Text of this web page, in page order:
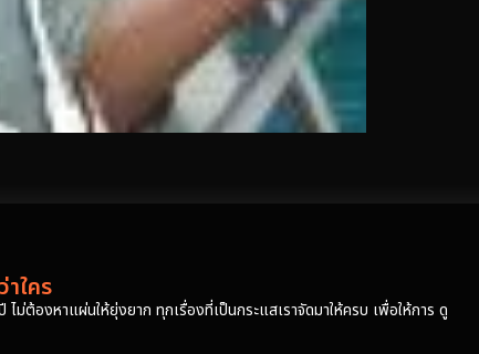
ใคร
ต้องหาแผ่นให้ยุ่งยาก ทุกเรื่องที่เป็นกระแสเราจัดมาให้ครบ เพื่อให้การ ดู